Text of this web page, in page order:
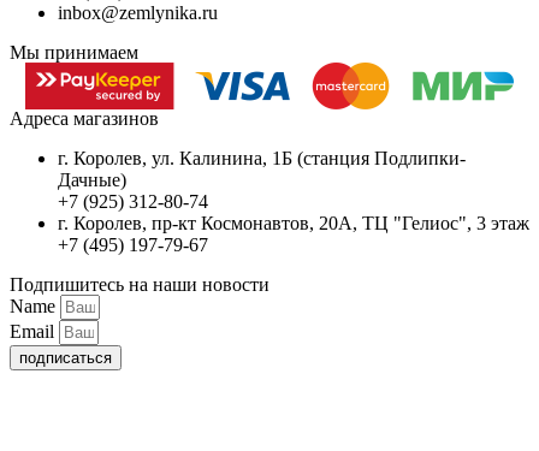
inbox@zemlynika.ru
Мы принимаем
Адреса магазинов
г. Королев, ул. Калинина, 1Б (станция Подлипки-
Дачные)
+7 (925) 312-80-74
г. Королев, пр-кт Космонавтов, 20А, ТЦ "Гелиос", 3 этаж
+7 (495) 197-79-67
Подпишитесь на наши новости
Name
Email
подписаться